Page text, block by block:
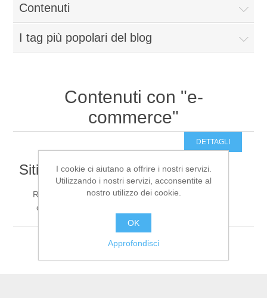
Chi siamo
Cosa facciamo
PC, Notebook e Accessori
Contenuti
I tag più popolari del blog
Contenuti con "e-
commerce"
DETTAGLI
Siti Web e portali E-Commerce
Realizziamo siti web professionali e piattaforme e-
commerce performanti, sicure e facili da gestire.
I cookie ci aiutano a offrire i nostri servizi.
Utilizzando i nostri servizi, acconsentite al
nostro utilizzo dei cookie.
OK
Approfondisci